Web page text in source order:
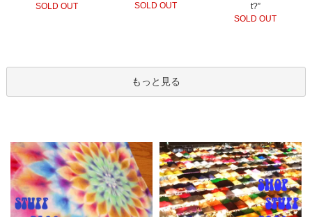
SOLD OUT
SOLD OUT
t?”
SOLD OUT
もっと見る